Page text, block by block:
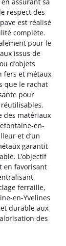
respect des
est réalisé
complète.
pour le
issus de
d’objets
fers et métaux
que le rachat
pour
des matériaux
en-
et d’un
garantit
L’objectif
en favorisant
ferraille,
en-Yvelines
durable aux
des